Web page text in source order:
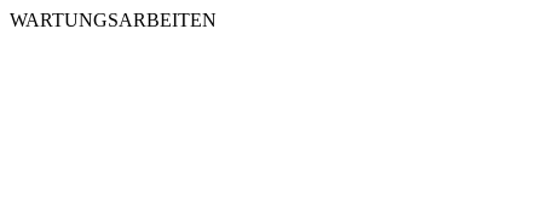
WARTUNGSARBEITEN